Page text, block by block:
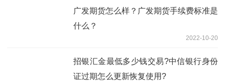
广发期货怎么样？广发期货手续费标准是
什么？
2022-10-20
招银汇金最低多少钱交易?中信银行身份
证过期怎么更新恢复使用?